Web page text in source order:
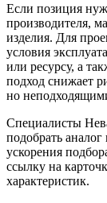
Если позиция
производителя,
изделия. Для
условия
или ресурсу, а
подход снижает
но
Специалисты
подобрать
ускорения
ссылку на
характеристик.